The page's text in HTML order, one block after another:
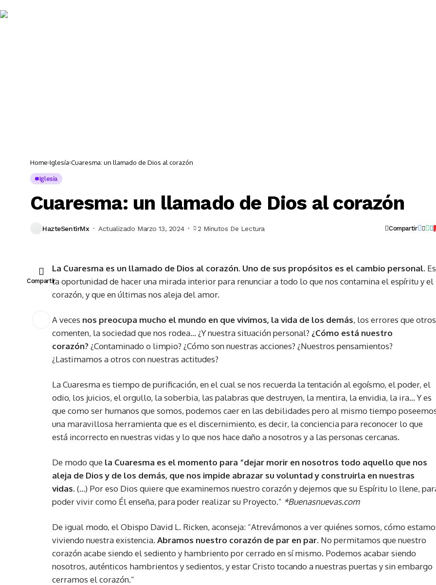
Home Iglesía Cuaresma: un llamado de Dios al corazón
Iglesía
Cuaresma: un llamado de Dios al corazón
HazteSentirMx Actualizado Marzo 13, 2024 2 Minutos De Lectura Compartir
Compartir
La Cuaresma es un llamado de Dios al corazón. Uno de sus propósitos es el cambio personal. Es
la oportunidad de hacer una mirada interior para renunciar a todo lo que nos contamina el espíritu y el
corazón, y que en últimas nos aleja del amor.
A veces nos preocupa mucho el mundo en que vivimos, la vida de los demás, los errores que otros
comenten, la sociedad que nos rodea… ¿Y nuestra situación personal? ¿Cómo está nuestro
corazón?¿Contaminado o limpio? ¿Cómo son nuestras acciones? ¿Nuestros pensamientos?
¿Lastimamos a otros con nuestras actitudes?
La Cuaresma es tiempo de purificación, en el cual se nos recuerda la tentación al egoísmo, el poder, el
odio, los juicios, el orgullo, la soberbia, las palabras que destruyen, la mentira, la envidia, la ira… Y es
que como ser humanos que somos, podemos caer en las debilidades pero al mismo tiempo
una maravillosa herramienta que es el discernimiento, es decir, la conciencia para reconocer lo que
está incorrecto en nuestras vidas y lo que nos hace daño a nosotros y a las personas cercanas.
De modo que la Cuaresma es el momento para “dejar morir en nosotros todo aquello que nos
aleja de Dios y de los demás, que nos impide abrazar su voluntad y construirla en nuestras
vidas. (…) Por eso Dios quiere que examinemos nuestro corazón y dejemos que su Espíritu lo llene,
poder vivir como Él enseña, para poder realizar su Proyecto.” *Buenasnuevas.com
De igual modo, el Obispo David L. Ricken, aconseja: “Atrevámonos a ver quiénes somos, cómo
viviendo nuestra existencia. Abramos nuestro corazón de par en par. No permitamos que nuestro
corazón acabe siendo el sediento y hambriento por cerrado en sí mismo. Podemos acabar siendo
nosotros, auténticos hambrientos y sedientos, y estar Cristo tocando a nuestras puertas y sin embargo
cerramos el corazón.”